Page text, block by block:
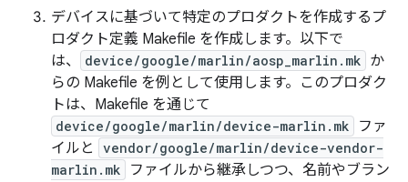
デバイスに基づいて特定のプロダクトを作成するプ
ロダクト定義 Makefile を作成します。以下で
は、
device/google/marlin/aosp_marlin.mk か
らの Makefile を例として使用します。このプロダク
トは、Makefile を通じて
device/google/marlin/device-marlin.mk
ファ
イルと
vendor/google/marlin/device-vendor-
marlin.mk
ファイルから継承しつつ、名前やブラン